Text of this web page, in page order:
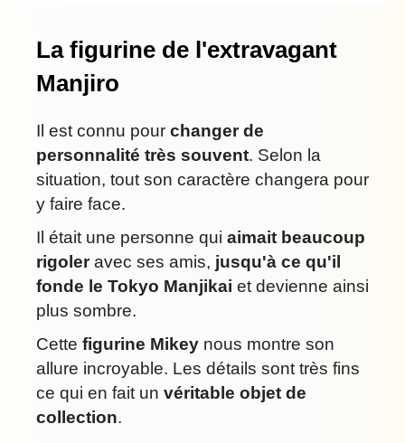
La figurine de l'extravagant
Manjiro
Il est connu pour changer de
personnalité très souvent. Selon la
situation, tout son caractère changera pour
y faire face.
Il était une personne qui aimait beaucoup
rigoleravec ses amis, jusqu'à ce qu'il
fonde le Tokyo Manjikai et devienne ainsi
plus sombre.
Cette figurine Mikey nous montre son
allure incroyable. Les détails sont très fins
ce qui en fait un véritable objet de
collection.